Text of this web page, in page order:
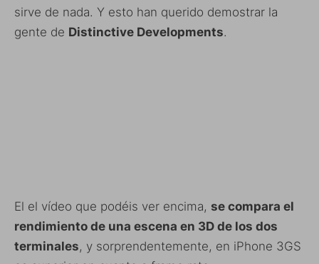
sirve de nada. Y esto han querido demostrar la
gente de Distinctive Developments.
El el vídeo que podéis ver encima, se compara el
rendimiento de una escena en 3D de los dos
terminales, y sorprendentemente, en iPhone 3GS